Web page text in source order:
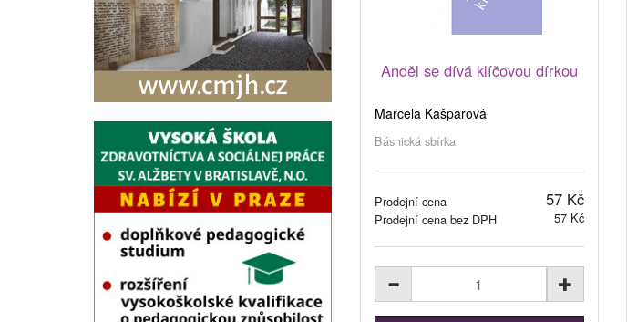
Anděl se dívá klíčovou dírkou
Marcela Kašparová
Básnická sbírka
Prodejní cena 57 Kč
Prodejní cena bez DPH 57 Kč